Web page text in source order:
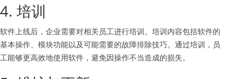
4. 培训
软件上线后，企业需要对相关员工进行培训。培训内容包括软件的
基本操作、模块功能以及可能需要的故障排除技巧。通过培训，员
工能够更高效地使用软件，避免因操作不当造成的损失。